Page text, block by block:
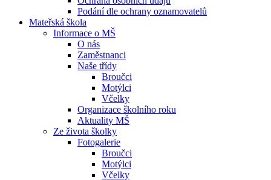
Podání dle ochrany oznamovatelů
Mateřská škola
Informace o MŠ
O nás
Zaměstnanci
Naše třídy
Broučci
Motýlci
Včelky
Organizace školního roku
Aktuality MŠ
Ze života školky
Fotogalerie
Broučci
Motýlci
Včelky